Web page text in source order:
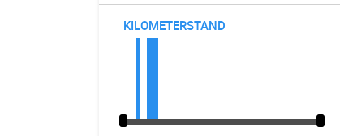
KILOMETERSTAND